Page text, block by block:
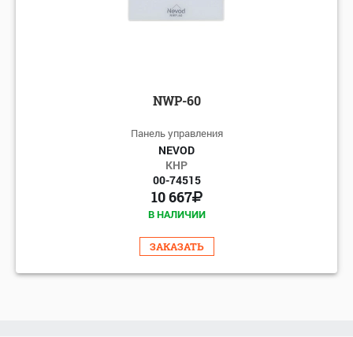
NWP-60
Панель управления
NEVOD
КНР
00-74515
10 667
В НАЛИЧИИ
ЗАКАЗАТЬ